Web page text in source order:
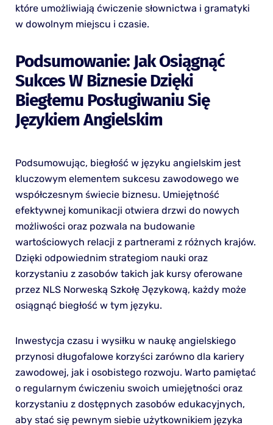
które umożliwiają ćwiczenie słownictwa i gramatyki
w dowolnym miejscu i czasie.
Podsumowanie: Jak Osiągnąć
Sukces W Biznesie Dzięki
Biegłemu Posługiwaniu Się
Językiem Angielskim
Podsumowując, biegłość w języku angielskim jest
kluczowym elementem sukcesu zawodowego we
współczesnym świecie biznesu. Umiejętność
efektywnej komunikacji otwiera drzwi do nowych
możliwości oraz pozwala na budowanie
wartościowych relacji z partnerami z różnych krajów.
Dzięki odpowiednim strategiom nauki oraz
korzystaniu z zasobów takich jak kursy oferowane
przez NLS Norweską Szkołę Językową, każdy może
osiągnąć biegłość w tym języku.
Inwestycja czasu i wysiłku w naukę angielskiego
przynosi długofalowe korzyści zarówno dla kariery
zawodowej, jak i osobistego rozwoju. Warto pamiętać
o regularnym ćwiczeniu swoich umiejętności oraz
korzystaniu z dostępnych zasobów edukacyjnych,
aby stać się pewnym siebie użytkownikiem języka